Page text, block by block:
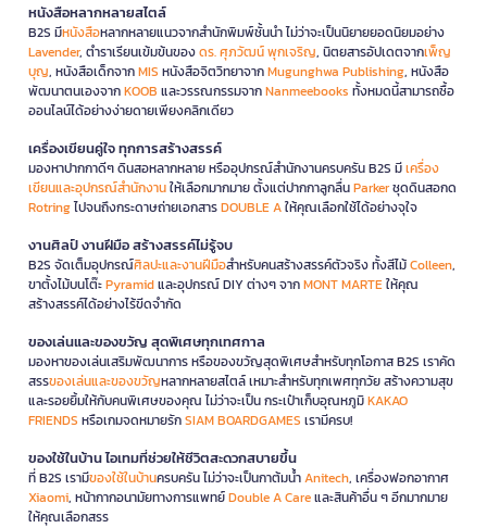
หนังสือหลากหลายสไตล์
B2S มีหนังสือหลากหลายแนวจากสำนักพิมพ์ชั้นนำ ไม่ว่าจะเป็นนิยายยอดนิยมอย่าง
Lavender, ตำราเรียนเข้มข้นของดร. ศุภวัฒน์ พุกเจริญ, นิตยสารอัปเดตจากเพ็ญ
บุญ, หนังสือเด็กจากMIS หนังสือจิตวิทยาจากMugunghwa Publishing, หนังสือ
พัฒนาตนเองจากKOOB และวรรณกรรมจากNanmeebooks ทั้งหมดนี้สามารถซื้อ
ออนไลน์ได้อย่างง่ายดายเพียงคลิกเดียว
เครื่องเขียนคู่ใจ ทุกการสร้างสรรค์
มองหาปากกาดีๆ ดินสอหลากหลาย หรืออุปกรณ์สำนักงานครบครัน B2S มีเครื่อง
เขียนและอุปกรณ์สำนักงานให้เลือกมากมาย ตั้งแต่ปากกาลูกลื่นParkerชุดดินสอกด
Rotringไปจนถึงกระดาษถ่ายเอกสารDOUBLE Aให้คุณเลือกใช้ได้อย่างจุใจ
งานศิลป์ งานฝีมือ สร้างสรรค์ไม่รู้จบ
B2S จัดเต็มอุปกรณ์ศิลปะและงานฝีมือสำหรับคนสร้างสรรค์ตัวจริง ทั้งสีไม้Colleen,
ขาตั้งไม้บนโต๊ะPyramidและอุปกรณ์ DIY ต่างๆ จากMONT MARTEให้คุณ
สร้างสรรค์ได้อย่างไร้ขีดจำกัด
ของเล่นและของขวัญ สุดพิเศษทุกเทศกาล
มองหาของเล่นเสริมพัฒนาการ หรือของขวัญสุดพิเศษสำหรับทุกโอกาส B2S เราคัด
สรรของเล่นและของขวัญหลากหลายสไตล์ เหมาะสำหรับทุกเพศทุกวัย สร้างความสุข
และรอยยิ้มให้กับคนพิเศษของคุณ ไม่ว่าจะเป็น กระเป๋าเก็บอุณหภูมิKAKAO
FRIENDS หรือเกมจดหมายรักSIAM BOARDGAMES เรามีครบ!
ของใช้ในบ้าน ไอเทมที่ช่วยให้ชีวิตสะดวกสบายขึ้น
ที่ B2S เรามีของใช้ในบ้านครบครัน ไม่ว่าจะเป็นกาต้มน้ำAnitech, เครื่องฟอกอากาศ
Xiaomi, หน้ากากอนามัยทางการแพทย์Double A Careและสินค้าอื่น ๆ อีกมากมาย
ให้คุณเลือกสรร